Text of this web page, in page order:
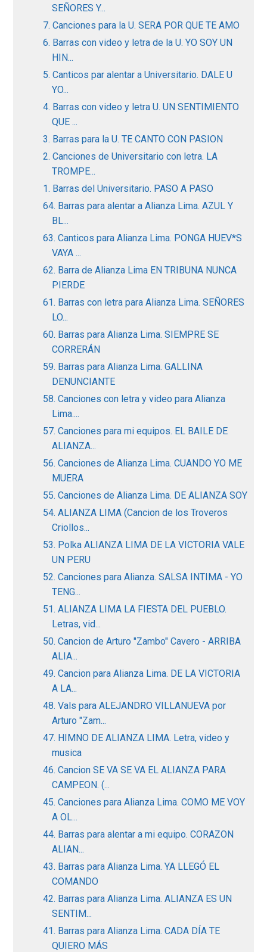
SEÑORES Y...
7. Canciones para la U. SERA POR QUE TE AMO
6. Barras con video y letra de la U. YO SOY UN
HIN...
5. Canticos par alentar a Universitario. DALE U
YO...
4. Barras con video y letra U. UN SENTIMIENTO
QUE ...
3. Barras para la U. TE CANTO CON PASION
2. Canciones de Universitario con letra. LA
TROMPE...
1. Barras del Universitario. PASO A PASO
64. Barras para alentar a Alianza Lima. AZUL Y
BL...
63. Canticos para Alianza Lima. PONGA HUEV*S
VAYA ...
62. Barra de Alianza Lima EN TRIBUNA NUNCA
PIERDE
61. Barras con letra para Alianza Lima. SEÑORES
LO...
60. Barras para Alianza Lima. SIEMPRE SE
CORRERÁN
59. Barras para Alianza Lima. GALLINA
DENUNCIANTE
58. Canciones con letra y video para Alianza
Lima....
57. Canciones para mi equipos. EL BAILE DE
ALIANZA...
56. Canciones de Alianza Lima. CUANDO YO ME
MUERA
55. Canciones de Alianza Lima. DE ALIANZA SOY
54. ALIANZA LIMA (Cancion de los Troveros
Criollos...
53. Polka ALIANZA LIMA DE LA VICTORIA VALE
UN PERU
52. Canciones para Alianza. SALSA INTIMA - YO
TENG...
51. ALIANZA LIMA LA FIESTA DEL PUEBLO.
Letras, vid...
50. Cancion de Arturo "Zambo" Cavero - ARRIBA
ALIA...
49. Cancion para Alianza Lima. DE LA VICTORIA
A LA...
48. Vals para ALEJANDRO VILLANUEVA por
Arturo "Zam...
47. HIMNO DE ALIANZA LIMA. Letra, video y
musica
46. Cancion SE VA SE VA EL ALIANZA PARA
CAMPEON. (...
45. Canciones para Alianza Lima. COMO ME VOY
A OL...
44. Barras para alentar a mi equipo. CORAZON
ALIAN...
43. Barras para Alianza Lima. YA LLEGÓ EL
COMANDO
42. Barras para Alianza Lima. ALIANZA ES UN
SENTIM...
41. Barras para Alianza Lima. CADA DÍA TE
QUIERO MÁS